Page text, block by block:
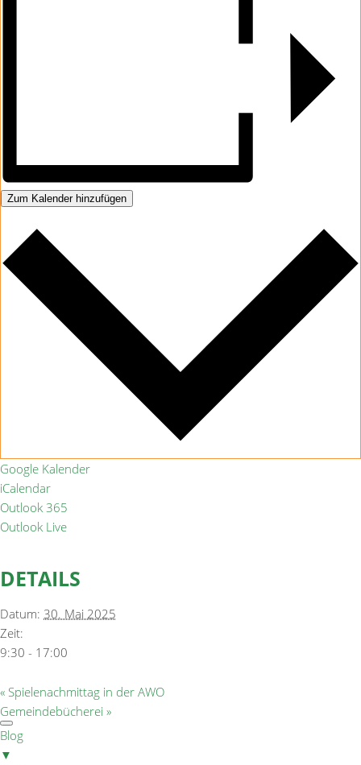
Zum Kalender hinzufügen
Google Kalender
iCalendar
Outlook 365
Outlook Live
DETAILS
Datum: 30. Mai 2025
Zeit:
9:30 - 17:00
« Spielenachmittag in der AWO
Gemeindebücherei »
Blog
▼